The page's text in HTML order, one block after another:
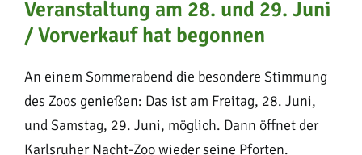
Veranstaltung am 28. und 29. Juni
/ Vorverkauf hat begonnen
An einem Sommerabend die besondere Stimmung
des Zoos genießen: Das ist am Freitag, 28. Juni,
und Samstag, 29. Juni, möglich. Dann öffnet der
Karlsruher Nacht-Zoo wieder seine Pforten.